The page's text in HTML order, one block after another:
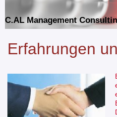
C.AL Management
Erfahrungen